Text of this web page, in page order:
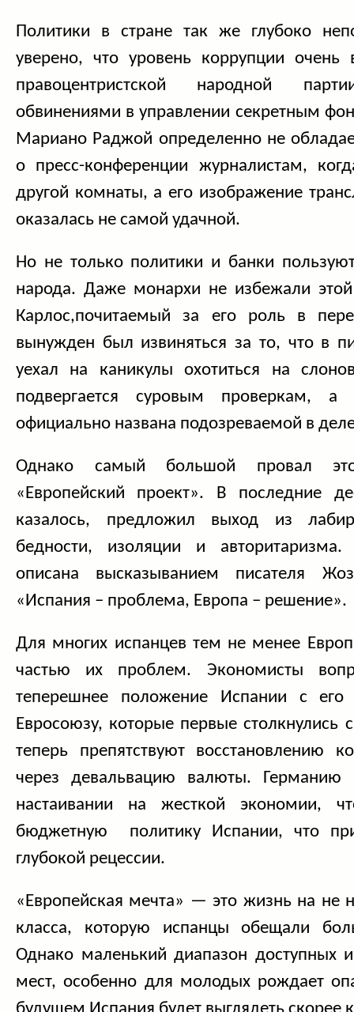
Политики в стране так же глубоко
уверено, что уровень коррупции очень
правоцентристской народной
обвинениями в управлении секретным
Мариано Раджой определенно не
о пресс-конференции журналистам,
другой комнаты, а его изображение
оказалась не самой удачной.
Но не только политики и банки
народа. Даже монархи не избежали этой
Карлос,почитаемый за его роль в
вынужден был извиняться за то, что в
уехал на каникулы охотиться на
подвергается суровым проверкам, а
официально названа подозреваемой в
Однако самый большой провал
«Европейский проект». В последние
казалось, предложил выход из
бедности, изоляции и
описана высказыванием писателя
«Испания – проблема, Европа – решение».
Для многих испанцев тем не менее
частью их проблем. Экономисты
теперешнее положение Испании с его
Евросоюзу, которые первые
теперь препятствуют восстановлению
через девальвацию валюты.
настаивании на жесткой экономии,
бюджетную политику Испании, что
глубокой рецессии.
«Европейская мечта» — это жизнь на не
класса, которую испанцы обещали
Однако маленький диапазон доступных
мест, особенно для молодых рождает